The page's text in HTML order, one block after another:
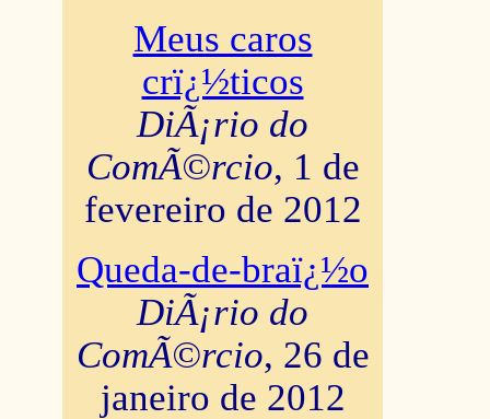
Meus caros
crï¿½ticos
DiÃ¡rio do
ComÃ©rcio, 1 de
fevereiro de 2012
Queda-de-braï¿½o
DiÃ¡rio do
ComÃ©rcio, 26 de
janeiro de 2012